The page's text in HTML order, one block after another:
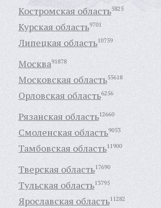
Костромская область5825
Курская область9701
Липецкая область10759
Москва91878
Московская область55618
Орловская область6256
Рязанская область12660
Смоленская область9053
Тамбовская область11900
Тверская область17690
Тульская область13795
Ярославская область11282